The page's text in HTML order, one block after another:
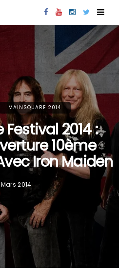
MAINSQUARE 2014
2014 :
10ème
Iron Maiden
Mars 2014